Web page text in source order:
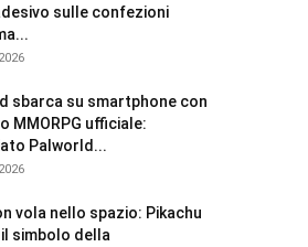
sulle confezioni
sbarca su smartphone con
MMORPG ufficiale:
Palworld...
vola nello spazio: Pikachu
simbolo della